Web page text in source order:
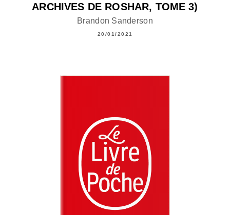
ARCHIVES DE ROSHAR, TOME 3)
Brandon Sanderson
20/01/2021